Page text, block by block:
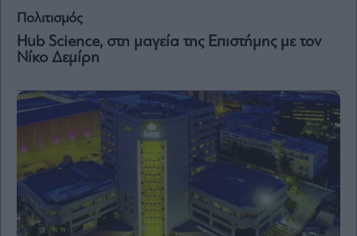
Table
For
Two
Μετοχές
Αγορές
Trader's
book
Buy-
Hold-
Sell
Πολιτισμός
Hub Science, στη μαγεία της Επιστήμης με τον
Νίκο Δεμίρη